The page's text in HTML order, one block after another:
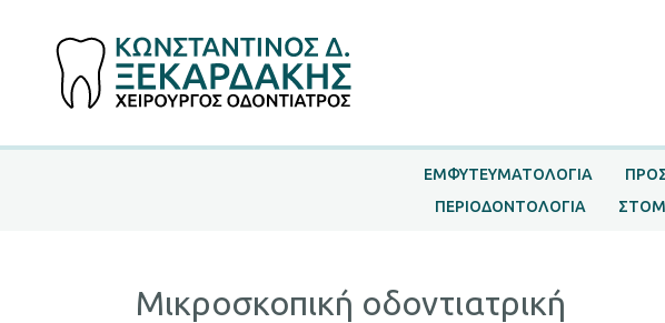
ΕΜΦΥΤΕΥΜΑΤΟΛΟΓΙΑ
ΠΕΡΙΟΔΟΝΤΟΛΟΓΙΑ
Μικροσκοπική οδοντιατρική